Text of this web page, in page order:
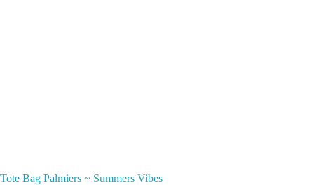
Tote Bag Palmiers ~ Summers Vibes